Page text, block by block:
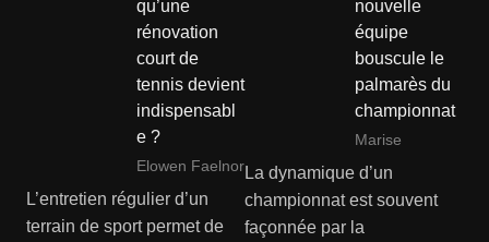
qu’une
rénovation
court de
tennis devient
indispensabl
e ?
Elowen Faelnor
L’entretien régulier d’un
terrain de sport permet de
nouvelle
équipe
bouscule le
palmarès du
championnat
Marise
La dynamique d’un
championnat est souvent
façonnée par la